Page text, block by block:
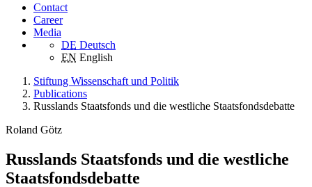
Contact
Career
Media
DE Deutsch
EN English
Stiftung Wissenschaft und Politik
Publications
Russlands Staatsfonds und die westliche Staatsfondsdebatte
Roland Götz
Russlands Staatsfonds und die westliche
Staatsfondsdebatte